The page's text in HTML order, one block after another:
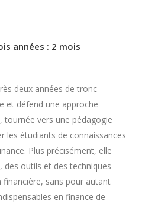
années : 2 mois
deux années de tronc
et défend une approche
tournée vers une pédagogie
les étudiants de connaissances
Plus précisément, elle
des outils et des techniques
sans pour autant
en finance de